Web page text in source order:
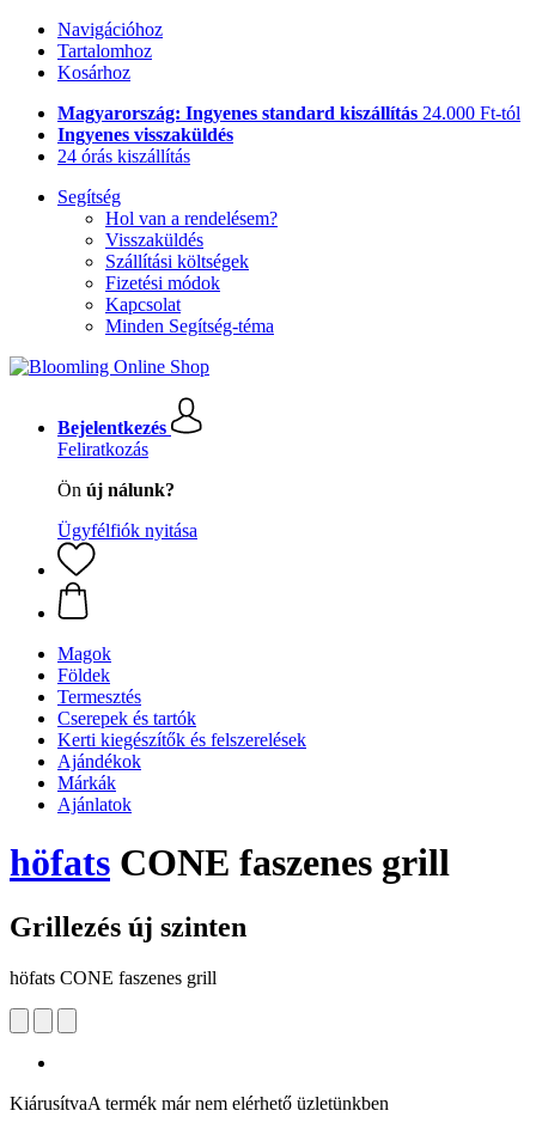
Navigációhoz
Tartalomhoz
Kosárhoz
Magyarország: Ingyenes standard kiszállítás 24.000 Ft-tól
Ingyenes visszaküldés
24 órás kiszállítás
Segítség
Hol van a rendelésem?
Visszaküldés
Szállítási költségek
Fizetési módok
Kapcsolat
Minden Segítség-téma
Bejelentkezés
Feliratkozás
Ön új nálunk?
Ügyfélfiók nyitása
Magok
Földek
Termesztés
Cserepek és tartók
Kerti kiegészítők és felszerelések
Ajándékok
Márkák
Ajánlatok
höfats CONE faszenes grill
Grillezés új szinten
höfats CONE faszenes grill
KiárusítvaA termék már nem elérhető üzletünkben